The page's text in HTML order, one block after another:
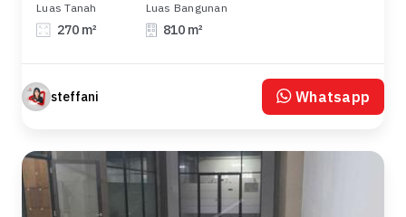
Luas Tanah
270 m²
Luas Bangunan
810 m²
steffani Whatsapp